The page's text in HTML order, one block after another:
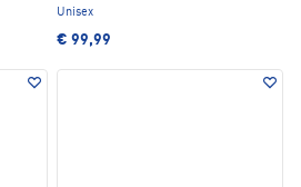
Unisex
€ 99,99